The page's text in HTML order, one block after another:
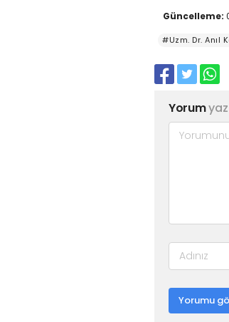
Güncelleme:
#Uzm. Dr. Anıl
Yorumyaz
Yorumu